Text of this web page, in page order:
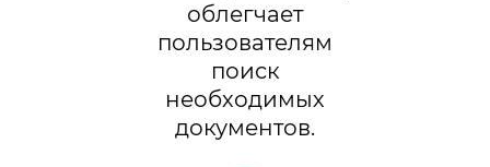
облегчает
пользователям
поиск
необходимых
документов.